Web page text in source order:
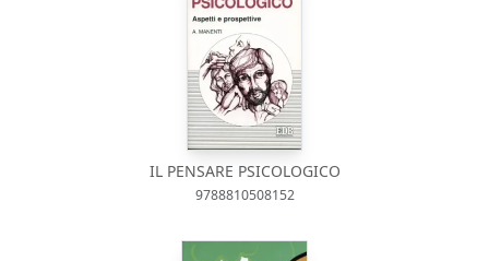
IL PENSARE PSICOLOGICO
9788810508152